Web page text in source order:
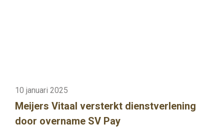
10 januari 2025
Meijers Vitaal versterkt dienstverlening
door overname SV Pay